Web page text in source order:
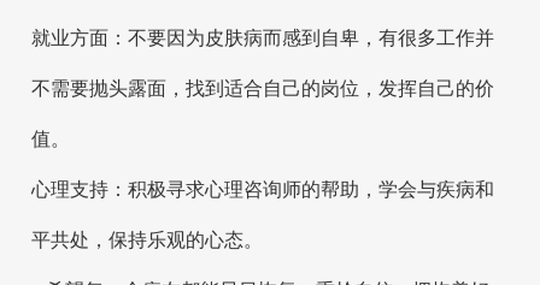
就业方面：不要因为皮肤病而感到自卑，有很多工作并
不需要抛头露面，找到适合自己的岗位，发挥自己的价
值。
心理支持：积极寻求心理咨询师的帮助，学会与疾病和
平共处，保持乐观的心态。